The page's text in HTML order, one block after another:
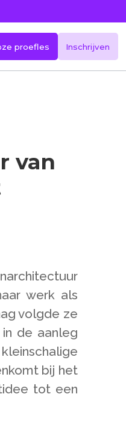
proefles Inschrijven
van
werk als
volgde ze
de aanleg
bij het
tot een